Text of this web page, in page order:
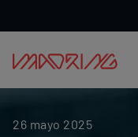
26 mayo 2025